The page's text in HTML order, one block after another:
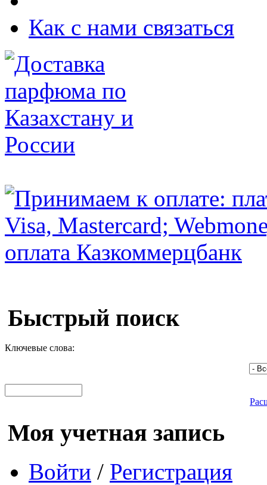
Как с нами связаться
Быстрый поиск
Ключевые слова:
Моя учетная запись
Войти / Регистрация